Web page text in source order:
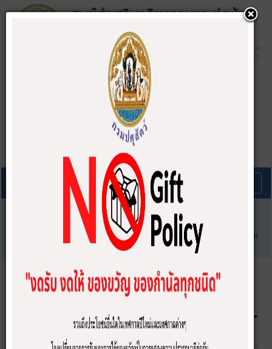
หน้าแรก
ข่าวสารประชาสัมพันธ์
ข่าวสารพัฒนาองค์กรที่เกี่ยวข้องกับ ITA
การประชุมเตรียมความพร้อมและสร้างความเข้าใจในการแบบวัด
การประชุมเตรียมความพร้อมและสร้าง
ความเข้าใจในการแบบวัด IIT
เจ้าหน้าที่ประจำศูนย์ ศปท.ปศ.
11 มิถุนายน 2569
ฮิต: 88